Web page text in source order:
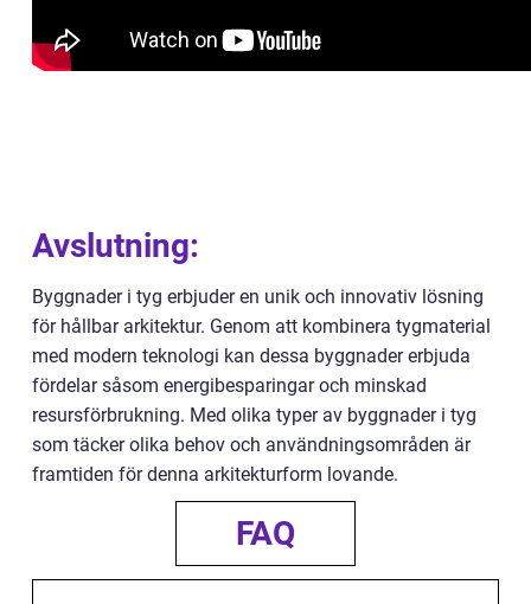
Avslutning:
Byggnader i tyg erbjuder en unik och innovativ lösning
för hållbar arkitektur. Genom att kombinera tygmaterial
med modern teknologi kan dessa byggnader erbjuda
fördelar såsom energibesparingar och minskad
resursförbrukning. Med olika typer av byggnader i tyg
som täcker olika behov och användningsområden är
framtiden för denna arkitekturform lovande.
FAQ